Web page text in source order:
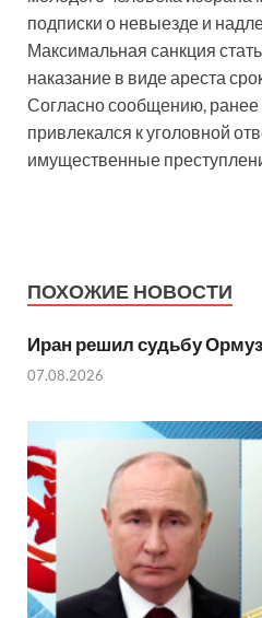
подписки о невыезде и
Максимальная санкция
наказание в виде ареста
Согласно сообщению,
привлекался к уголовной
имущественные
ПОХОЖИЕ НОВОСТИ
Иран решил судьбу
07.08.2026